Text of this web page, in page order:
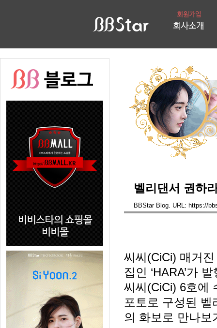
벨리댄서 권하
BBStar Blog. URL: https://
씨씨(CiCi) 매거
집인 ‘HARA’가
씨씨(CiCi) 6호에
포토로 구성된
의 화보로 만나보